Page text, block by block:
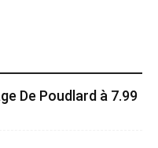
De Poudlard à 7.99